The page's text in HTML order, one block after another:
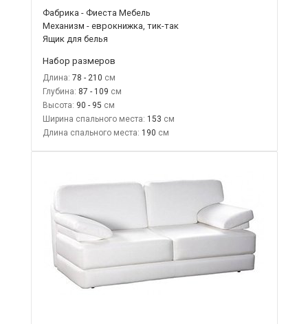
Фабрика - Фиеста Мебель
Механизм - еврокнижка, тик-так
Ящик для белья
Набор размеров
Длина: 78 - 210
Глубина: 87 - 109
Высота: 90 - 95
Ширина спального места: 153
Длина спального места: 190